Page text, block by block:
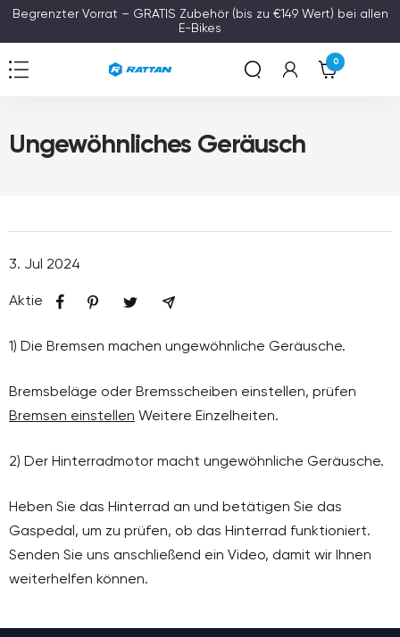
Zum
springen
Begrenzter Vorrat – GRATIS Zubehör (bis zu €149 Wert) bei allen
E-Bikes
Navigation Rattan
0
Ungewöhnliches Geräusch
3. Jul 2024
Aktie
1) Die Bremsen machen ungewöhnliche Geräusche.
Bremsbeläge oder Bremsscheiben einstellen, prüfen
Bremsen einstellen Weitere Einzelheiten.
2) Der Hinterradmotor macht ungewöhnliche Geräusche.
Heben Sie das Hinterrad an und betätigen Sie das
Gaspedal, um zu prüfen, ob das Hinterrad funktioniert.
Senden Sie uns anschließend ein Video, damit wir Ihnen
weiterhelfen können.